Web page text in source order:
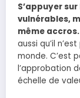
S’appuyer
vulnérables,
même accros.
aussi qu’il
monde. C’est
l’approbation
échelle de